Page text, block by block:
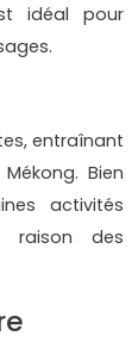
idéal pour
entraînant
Bien
activités
raison des